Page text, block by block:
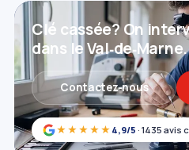
★★★★★ 4,9/5 · 1435 avis
Clé cassée? On
dans le Val‑de‑Marne.
Contactez‑nous